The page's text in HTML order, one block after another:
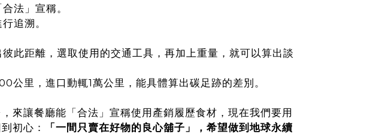
法」宣稱。
追溯。
此距離，選取使用的交通工具，再加上重量，就可以算出談
里，進口動輒1萬公里，能具體算出碳足跡的差別。
來讓餐廳能「合法」宣稱使用產銷履歷食材，現在我們要用
初心：
「一間只賣在好物的良心舖子」，希望做到地球永續